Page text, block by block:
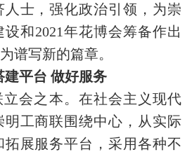
士，强化政治引领，为崇
和2021年花博会筹备作出
谱写新的篇章。
建平台 做好服务
立会之本。在社会主义现代
工商联围绕中心，从实际
展服务平台，采用各种不